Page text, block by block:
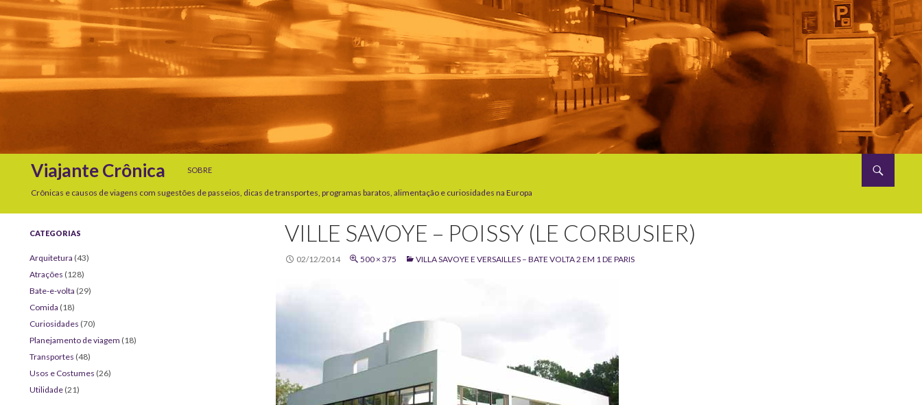
Viajante Crônica
Search
SOBRE
Crônicas e causos de viagens com sugestões de passeios, dicas de transportes, programas baratos, alimentação e curiosidades na Europa
VILLE SAVOYE – POISSY (LE CORBUSIER)
02/12/2014 500 × 375 VILLA SAVOYE E VERSAILLES – BATE VOLTA 2 EM 1 DE PARIS
CATEGORIAS
Arquitetura (43)
Atrações (128)
Bate-e-volta (29)
Comida (18)
Curiosidades (70)
Planejamento de viagem (18)
Transportes (48)
Usos e Costumes (26)
Utilidade (21)